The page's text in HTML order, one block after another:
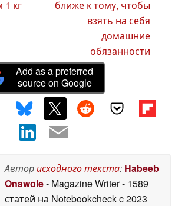
1 кг
ближе к тому, чтобы
взять на себя
домашние
обязанности
Add as a preferred
source on Google
Авторисходного текста: Habeeb
Onawole- Magazine Writer- 1589
статей на Notebookcheckc 2023